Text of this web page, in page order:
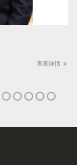
查看詳情